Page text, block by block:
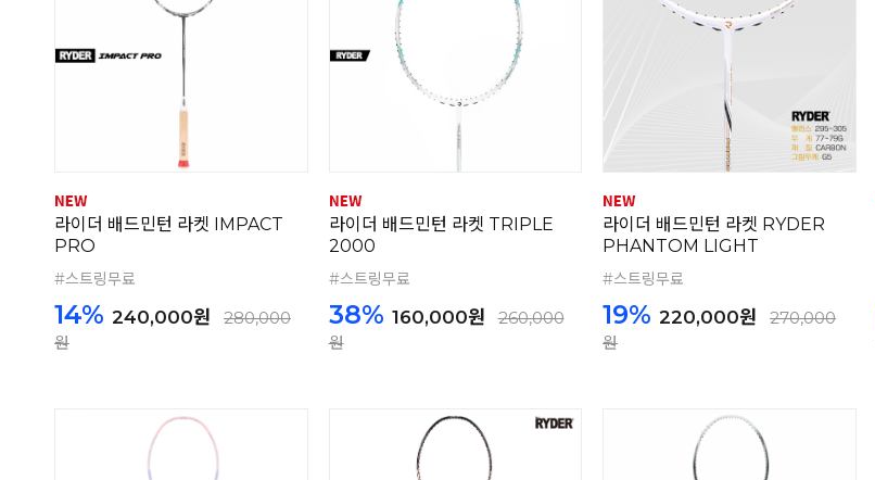
라이더 배드민턴 라켓 IMPACT
PRO
#스트링무료
14% 240,000원
280,000
원
라이더 배드민턴 라켓 TRIPLE
2000
#스트링무료
38% 160,000원
260,000
원
라이더 배드민턴 라켓 RYDER
PHANTOM LIGHT
#스트링무료
19% 220,000원
270,000
원